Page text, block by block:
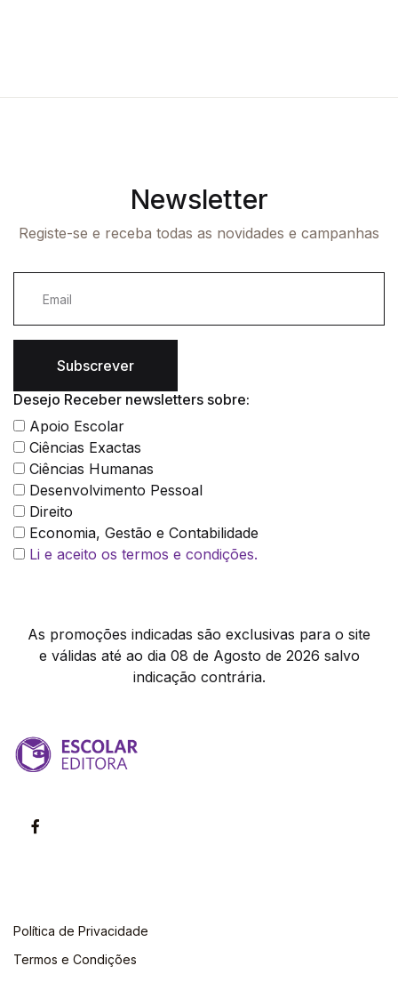
Newsletter
Registe-se e receba todas as novidades e campanhas
Subscrever
Desejo Receber newsletters sobre:
Apoio Escolar
Ciências Exactas
Ciências Humanas
Desenvolvimento Pessoal
Direito
Economia, Gestão e Contabilidade
Li e aceito os termos e condições.
As promoções indicadas são exclusivas para o site
e válidas até ao dia 08 de Agosto de 2026 salvo
indicação contrária.
Política de Privacidade
Termos e Condições